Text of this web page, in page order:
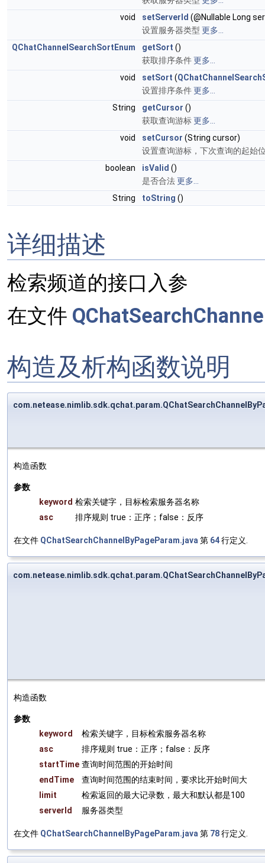
void
setServerId (@Nullable Long
设置服务器类型 更多...
QChatChannelSearchSortEnum
getSort ()
获取排序条件更多...
void
setSort (
设置排序条件更多...
String
getCursor ()
获取查询游标更多...
void
setCursor (String cursor)
设置查询游标，下次查询的起始
boolean
isValid ()
是否合法更多...
String
toString ()
详细描述
检索频道的接口入参
在文件
构造及析构函数说明
构造函数
参数
keyword 检索关键字，目标检索服务器名称
asc
排序规则 true：正序；false：反序
在文件 QChatSearchChannelByPageParam.java第 64行定义.
构造函数
参数
keyword
检索关键字，目标检索服务器名称
asc
排序规则 true：正序；false：反序
startTime 查询时间范围的开始时间
endTime
查询时间范围的结束时间，要求比开始时间大
limit
检索返回的最大记录数，最大和默认都是100
serverId
服务器类型
在文件 QChatSearchChannelByPageParam.java第 78行定义.